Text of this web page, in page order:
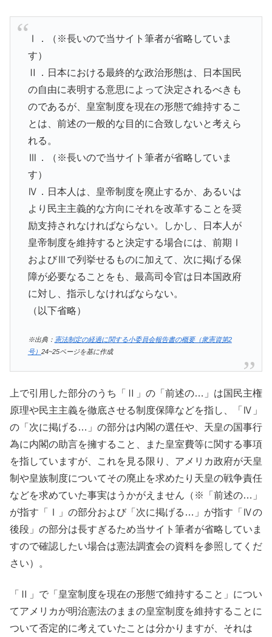
Ⅰ．（※長いので当サイト筆者が省略していま
す）
Ⅱ．日本における最終的な政治形態は、日本国民
の自由に表明する意思によって決定されるべきも
のであるが、皇室制度を現在の形態で維持するこ
とは、前述の一般的な目的に合致しないと考えら
れる。
Ⅲ．（※長いので当サイト筆者が省略していま
す）
Ⅳ．日本人は、皇帝制度を廃止するか、あるいは
より民主主義的な方向にそれを改革することを奨
励支持されなければならない。しかし、日本人が
皇帝制度を維持すると決定する場合には、前期Ⅰ
およびⅢで列挙せるものに加えて、次に掲げる保
障が必要なることをも、最高司令官は日本国政府
に対し、指示しなければならない。
（以下省略）
※出典： 憲法制定の経過に関する小委員会報告書の概要（衆憲資第2
号） 24~25ページを基に作成
上で引用した部分のうち「Ⅱ」の「前述の…」は国民主権
原理や民主主義を徹底させる制度保障などを指し、「Ⅳ」
の「次に掲げる…」の部分は内閣の選任や、天皇の国事行
為に内閣の助言を擁すること、また皇室費等に関する事項
を指していますが、これを見る限り、アメリカ政府が天皇
制や皇族制度についてその廃止を求めたり天皇の戦争責任
などを求めていた事実はうかがえません（※「前述の…」
が指す「Ⅰ」の部分および「次に掲げる…」が指す「Ⅳの
後段」の部分は長すぎるため当サイト筆者が省略していま
すので確認したい場合は憲法調査会の資料を参照してくだ
さい）。
「Ⅱ」で「皇室制度を現在の形態で維持すること」につい
てアメリカが明治憲法のままの皇室制度を維持することに
ついて否定的に考えていたことは分かりますが、それは